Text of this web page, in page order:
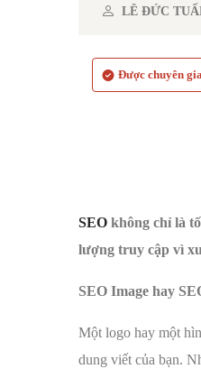
LÊ ĐỨC
Được chuyên
SEO không chỉ là
lượng truy cập vì
SEO Image hay
Một logo hay một
dung viết của bạn.